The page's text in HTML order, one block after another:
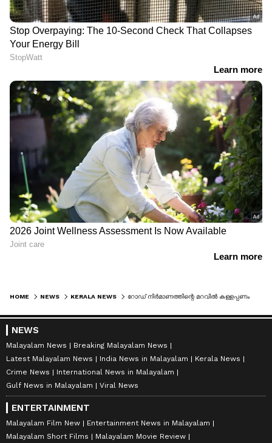
HOME NEWS KERALA NEWS റോഡ് നിർമാണത്തിന്റെ മറവിൽ കള്ളപ്പണം വെളുപ്പിച്ചോ? പാലിയേക്കര ടോൾ പ്ലാസയിലെ ഇഡി റെയ്ഡ് 24 മണിക്കൂർ പിന്നിട്ടു
NEWS
Malayalam News
Breaking Malayalam News
Latest Malayalam News
India News in Malayalam
Kerala News
Crime News
International News in Malayalam
Gulf News in Malayalam
Viral News
ENTERTAINMENT
Malayalam Film New
Entertainment News in Malayalam
Malayalam Short Films
Malayalam Movie Review